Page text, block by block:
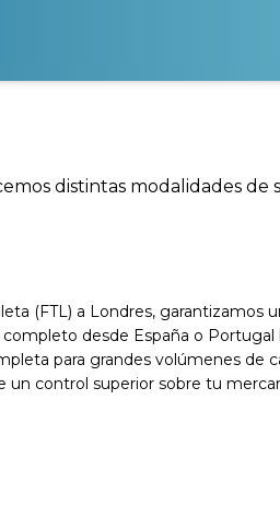
distintas modalidades de
(FTL) a Londres, garantizamos
desde España o Portugal
para grandes volúmenes de
control superior sobre tu